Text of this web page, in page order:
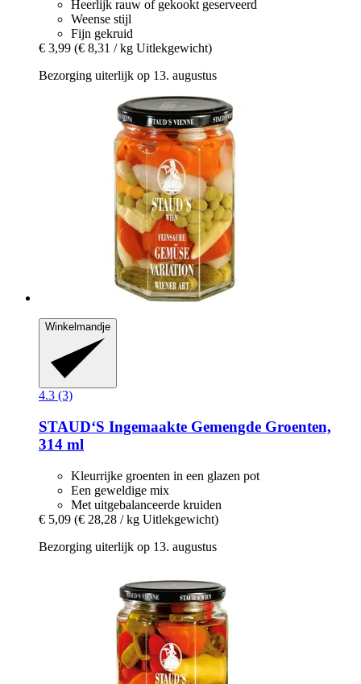
Heerlijk rauw of gekookt geserveerd
Weense stijl
Fijn gekruid
€ 3,99 (€ 8,31 / kg Uitlekgewicht)
Bezorging uiterlijk op 13. augustus
Winkelmandje
4.3 (3)
STAUD‘S Ingemaakte Gemengde Groenten,
314 ml
Kleurrijke groenten in een glazen pot
Een geweldige mix
Met uitgebalanceerde kruiden
€ 5,09 (€ 28,28 / kg Uitlekgewicht)
Bezorging uiterlijk op 13. augustus